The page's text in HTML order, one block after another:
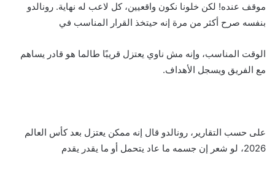
موقف عنده! لكن خلونا نكون واقعيين، كل لاعب له نهاية. رونالدو
بنفسه صرح أكثر من مرة إنه حيتخذ القرار المناسب في
الوقت المناسب، وإنه مش ناوي يعتزل قريبًا طالما هو قادر يساهم
مع الفريق ويسجل الأهداف.
على حسب التقارير، رونالدو قال إنه ممكن يعتزل بعد كأس العالم
2026، لو شعر إن جسمه ما عاد يتحمل أو ما يقدر يقدم